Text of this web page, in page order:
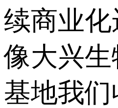
续商业化
像大兴
基地我